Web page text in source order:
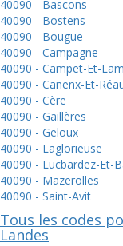
40090 - Bascons
40090 - Bostens
40090 - Bougue
40090 - Campagne
40090 - Campet-Et-
40090 - Canenx-Et-
40090 - Cère
40090 - Gaillères
40090 - Geloux
40090 - Laglorieuse
40090 - Lucbardez-Et-
40090 - Mazerolles
40090 - Saint-Avit
Tous les codes
Landes